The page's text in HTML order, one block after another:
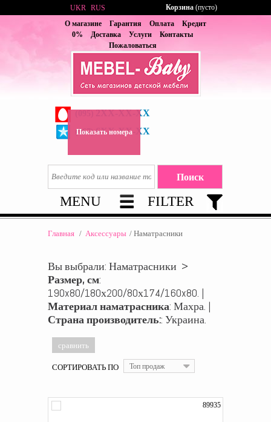
О магазине Гарантия Оплата
Кредит
0%
Доставка Услуги
Контакты
Пожаловаться
2XX-XX-XX
(067) 6XX-XX-XX
Показать номера
UKR RUS Корзина (пусто)
MENU FILTER
Главная / Аксессуары / Наматрасники
Вы выбрали: Наматрасники >
Размер, см:
190x80/180х200/80х174/160x80. |
Материал наматрасника: Махра. |
Страна производитель:: Украина.
СОРТИРОВАТЬ ПО Топ продаж
89935